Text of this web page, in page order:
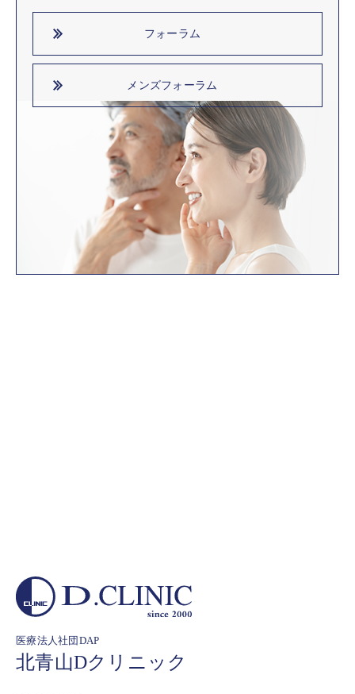
フォーラム
メンズフォーラム
医療法人社団DAP
北青山Dクリニック